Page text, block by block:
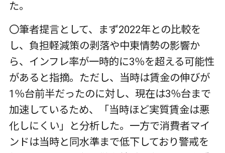
た。
〇筆者提言として、まず2022年との比較を
し、負担軽減策の剥落や中東情勢の影響か
ら、インフレ率が一時的に3％を超える可能性
があると指摘。ただし、当時は賃金の伸びが
1％台前半だったのに対し、現在は3％台まで
加速しているため、「当時ほど実質賃金は悪
化しにくい」と分析した。一方で消費者マイ
ンドは当時と同水準まで低下しており警戒を